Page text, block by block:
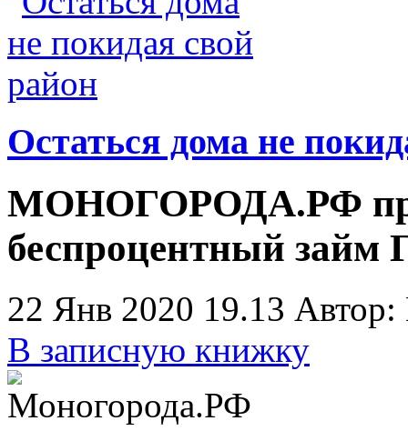
Остаться дома не
МОНОГОРОДА.РФ
беспроцентный займ
22 Янв 2020 19.13 Автор:
В записную книжку